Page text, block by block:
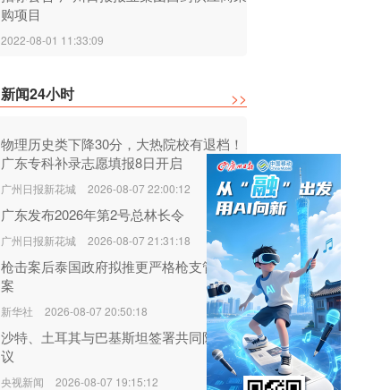
购项目
2022-08-01 11:33:09
新闻24小时 >>
物理历史类下降30分，大热院校有退档！
广东专科补录志愿填报8日开启
广州日报新花城 2026-08-07 22:00:12
广东发布2026年第2号总林长令
广州日报新花城 2026-08-07 21:31:18
枪击案后泰国政府拟推更严格枪支管控方
案
新华社 2026-08-07 20:50:18
沙特、土耳其与巴基斯坦签署共同防务协
议
央视新闻 2026-08-07 19:15:12